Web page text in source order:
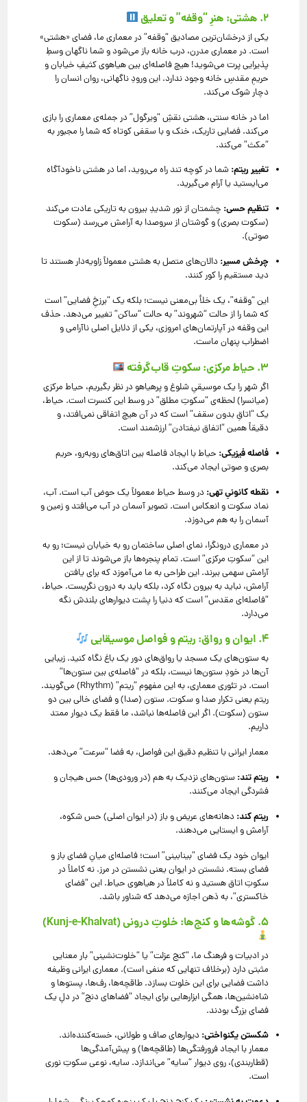
۲. هشتی: هنرِ “وقفه” و تعلیق
یکی از درخشان‌ترین مصادیق “وقفه” در معماری ما، فضای «هشتی»
است. در معماری مدرن، درب خانه باز می‌شود و شما ناگهان وسطِ
پذیرایی پرت می‌شوید! هیچ فاصله‌ای بین هیاهوی کثیفِ خیابان و
حریمِ مقدسِ خانه وجود ندارد. این ورودِ ناگهانی، روان انسان را
دچار شوک می‌کند.
اما در خانه سنتی، هشتی نقشِ “ویرگول” در جمله‌ی معماری را بازی
می‌کند. فضایی تاریک، خنک و با سقفی کوتاه که شما را مجبور به
“مکث” می‌کند.
تغییر ریتم: شما در کوچه تند راه می‌روید، اما در هشتی ناخودآگاه
می‌ایستید یا آرام می‌گیرید.
تنظیم حسی: چشمتان از نور شدیدِ بیرون به تاریکی عادت می‌کند
(سکوت بصری) و گوشتان از سروصدا به آرامش می‌رسد (سکوت
صوتی).
چرخش مسیر: دالان‌های متصل به هشتی معمولاً زاویه‌دار هستند تا
دید مستقیم را کور کنند.
این “وقفه”، یک خلأ بی‌معنی نیست؛ بلکه یک “برزخِ فضایی” است
که شما را از حالت “شهروند” به حالت “ساکن” تغییر می‌دهد. حذف
این وقفه در آپارتمان‌های امروزی، یکی از دلایل اصلی ناآرامی و
اضطراب پنهان ماست.
۳. حیاط مرکزی: سکوتِ قاب‌گرفته
اگر شهر را یک موسیقیِ شلوغ و پرهیاهو در نظر بگیریم، حیاط مرکزی
(میانسرا) لحظه‌ی “سکوتِ مطلق” در وسط این کنسرت است. حیاط،
یک “اتاقِ بدون سقف” است که در آن هیچ اتفاقی نمی‌افتد، و
دقیقاً همین “اتفاق نیفتادن” ارزشمند است.
فاصله فیزیکی: حیاط با ایجاد فاصله بین اتاق‌های رو‌به‌رو، حریم
بصری و صوتی ایجاد می‌کند.
نقطه کانونیِ تهی: در وسط حیاط معمولاً یک حوض آب است. آب،
نماد سکوت و انعکاس است. تصویر آسمان در آب می‌افتد و زمین و
آسمان را به هم می‌دوزد.
در معماری درونگرا، نمای اصلی ساختمان رو به خیابان نیست؛ رو به
این “سکوتِ مرکزی” است. تمام پنجره‌ها باز می‌شوند تا از این
آرامش سهمی ببرند. این طراحی به ما می‌آموزد که برای یافتن
آرامش، نباید به بیرون نگاه کرد، بلکه باید به درون نگریست. حیاط،
“فاصله‌ای مقدس” است که دنیا را پشت دیوارهای بلندش نگه
می‌دارد.
۴. ایوان و رواق: ریتم و فواصل موسیقایی
به ستون‌های یک مسجد یا رواق‌های دور یک باغ نگاه کنید. زیبایی
آن‌ها در خودِ ستون‌ها نیست، بلکه در “فاصله‌ی بین ستون‌ها”
است. در تئوری معماری، به این مفهوم “ریتم” (Rhythm) می‌گویند.
ریتم یعنی تکرار صدا و سکوت. ستون (صدا) و فضای خالی بین دو
ستون (سکوت). اگر این فاصله‌ها نباشد، ما فقط یک دیوار ممتد
داریم.
معمار ایرانی با تنظیم دقیق این فواصل، به فضا “سرعت” می‌دهد.
ریتم تند: ستون‌های نزدیک به هم (در ورودی‌ها) حس هیجان و
فشردگی ایجاد می‌کنند.
ریتم کند: دهانه‌های عریض و باز (در ایوان اصلی) حس شکوه،
آرامش و ایستایی می‌دهند.
ایوان خود یک فضای “بینابینی” است؛ فاصله‌ای میانِ فضای باز و
فضای بسته. نشستن در ایوان یعنی نشستن در مرز. نه کاملاً در
سکوتِ اتاق هستید و نه کاملاً در هیاهوی حیاط. این “فضای
خاکستری”، به ذهن اجازه می‌دهد که شناور باشد.
۵. گوشه‌ها و کنج‌ها: خلوتِ درونی (Kunj-e-Khalvat)
در ادبیات و فرهنگ ما، “کنج عزلت” یا “خلوت‌نشینی” بار معنایی
مثبتی دارد (برخلاف تنهایی که منفی است). معماری ایرانی وظیفه
داشت فضایی برای این خلوت بسازد. طاقچه‌ها، رف‌ها، پستوها و
شاه‌نشین‌ها، همگی ابزارهایی برای ایجاد “فضاهای دنج” در دلِ یک
فضای بزرگ بودند.
شکستن یکنواختی: دیوارهای صاف و طولانی، خسته‌کننده‌اند.
معمار با ایجاد فرورفتگی‌ها (طاقچه‌ها) و پیش‌آمدگی‌ها
(قطار‌بندی)، روی دیوار “سایه” می‌اندازد. سایه، نوعی سکوتِ نوری
است.